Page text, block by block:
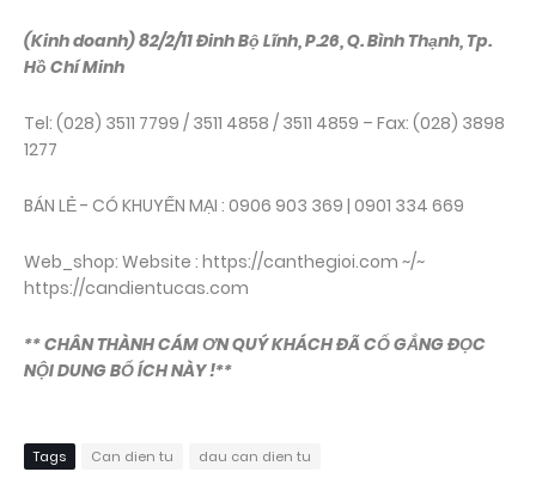
(Kinh doanh) 82/2/11 Đinh Bộ Lĩnh, P.26, Q. Bình Thạnh, Tp.
Hồ Chí Minh
Tel: (028) 3511 7799 / 3511 4858 / 3511 4859 – Fax: (028) 3898
1277
BÁN LẺ - CÓ KHUYẾN MẠI : 0906 903 369 | 0901 334 669
Web_shop: Website : https://canthegioi.com ~/~
https://candientucas.com
** CHÂN THÀNH CÁM ƠN QUÝ KHÁCH ĐÃ CỐ GẮNG ĐỌC
NỘI DUNG BỔ ÍCH NÀY !**
Tags Can dien tu dau can dien tu